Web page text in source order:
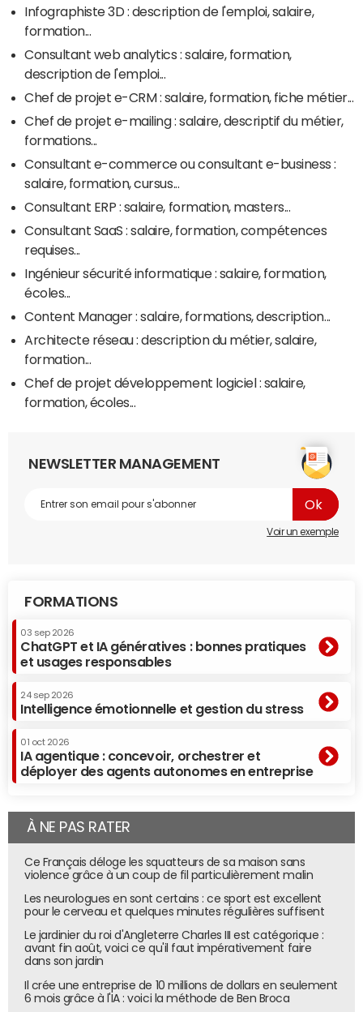
Infographiste 3D : description de l'emploi, salaire,
formation...
Consultant web analytics : salaire, formation,
description de l'emploi...
Chef de projet e-CRM : salaire, formation, fiche métier...
Chef de projet e-mailing : salaire, descriptif du métier,
formations...
Consultant e-commerce ou consultant e-business :
salaire, formation, cursus...
Consultant ERP : salaire, formation, masters...
Consultant SaaS : salaire, formation, compétences
requises...
Ingénieur sécurité informatique : salaire, formation,
écoles...
Content Manager : salaire, formations, description...
Architecte réseau : description du métier, salaire,
formation...
Chef de projet développement logiciel : salaire,
formation, écoles...
NEWSLETTER MANAGEMENT
Voir un exemple
FORMATIONS
03 sep 2026
ChatGPT et IA génératives : bonnes pratiques
et usages responsables
24 sep 2026
Intelligence émotionnelle et gestion du stress
01 oct 2026
IA agentique : concevoir, orchestrer et
déployer des agents autonomes en entreprise
À NE PAS RATER
Ce Français déloge les squatteurs de sa maison sans
violence grâce à un coup de fil particulièrement malin
Les neurologues en sont certains : ce sport est excellent
pour le cerveau et quelques minutes régulières suffisent
Le jardinier du roi d'Angleterre Charles III est catégorique :
avant fin août, voici ce qu'il faut impérativement faire
dans son jardin
Il crée une entreprise de 10 millions de dollars en seulement
6 mois grâce à l'IA : voici la méthode de Ben Broca